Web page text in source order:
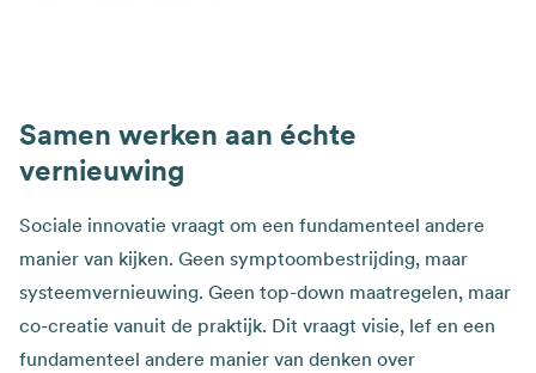
Samen werken aan échte
vernieuwing
Sociale innovatie vraagt om een fundamenteel andere
manier van kijken. Geen symptoombestrijding, maar
systeemvernieuwing. Geen top-down maatregelen, maar
co-creatie vanuit de praktijk. Dit vraagt visie, lef en een
fundamenteel andere manier van denken over